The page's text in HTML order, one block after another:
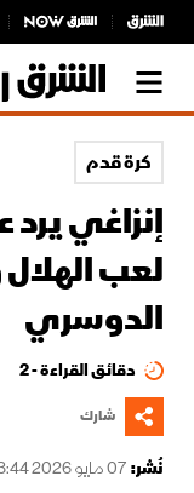
كرة قدم
إنزاغي
لعب الهلال
الدوسري
دقائق القراءة - 2
شارك
نُشر:07 مايو 2026 13:44